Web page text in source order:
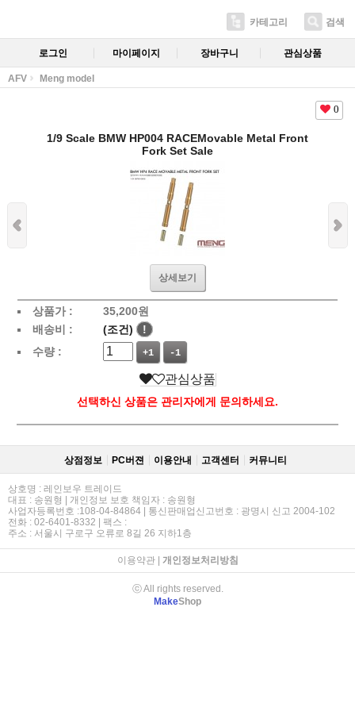
카테고리 검색
로그인 마이페이지 장바구니 관심상품
AFV Meng model
0
1/9 Scale BMW HP004 RACEMovable Metal Front
Fork Set Sale
상세보기
상품가 : 35,200원
배송비 :
(조건)
!
수량 :
+1 -1
관심상품
선택하신 상품은 관리자에게 문의하세요.
상점정보 PC버젼 이용안내 고객센터 커뮤니티
상호명 : 레인보우 트레이드
대표 : 송원형 | 개인정보 보호 책임자 : 송원형
사업자등록번호 :108-04-84864 | 통신판매업신고번호 : 광명시 신고 2004-102
전화 : 02-6401-8332 | 팩스 :
주소 : 서울시 구로구 오류로 8길 26 지하1층
이용약관| 개인정보처리방침
ⓒ All rights reserved.
MakeShop